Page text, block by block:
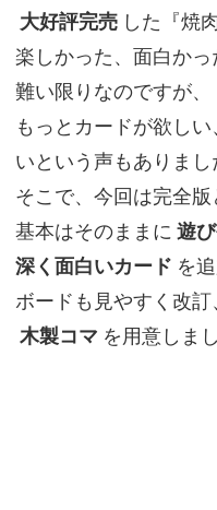
大好評完売 した『焼
楽しかった、面白か
難い限りなのですが、
もっとカードが欲し
いという声もありまし
そこで、今回は完全版
基本はそのままに 遊
深く面白いカード を追
ボードも見やすく改
木製コマ を用意しまし